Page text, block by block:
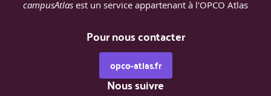
campusAtlas est un service appartenant à l'OPCO Atlas
Pour nous contacter
opco-atlas.fr
Nous suivre